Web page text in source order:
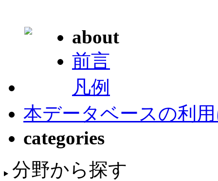
about
前言
凡例
本データベースの利
categories
分野から探す